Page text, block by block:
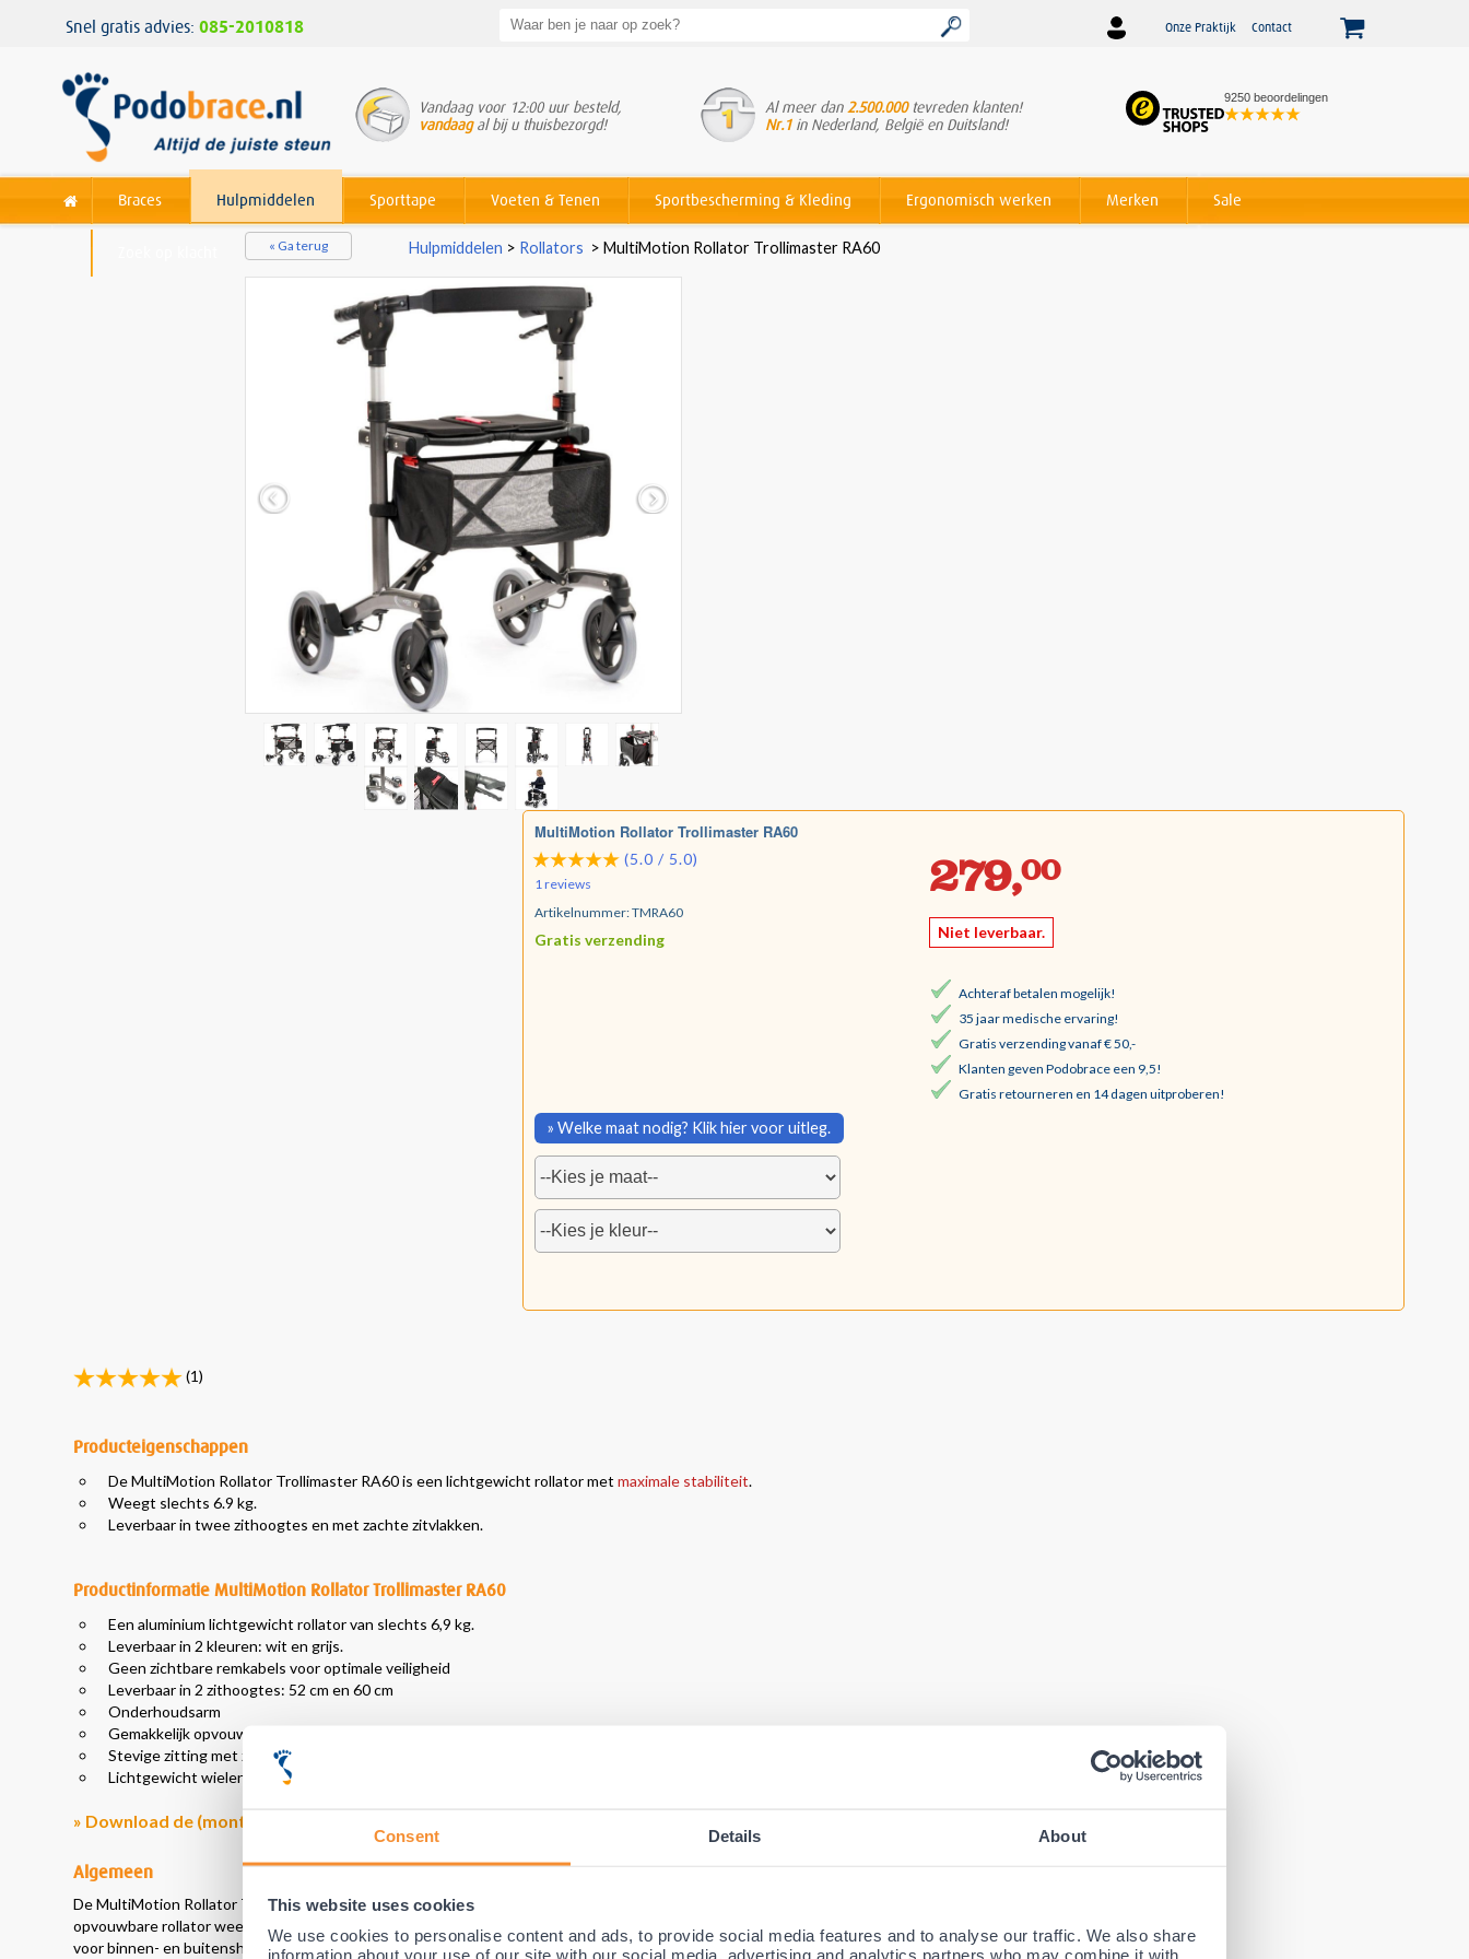
Consent Details About
This website uses cookies
We use cookies to personalise content and ads, to provide social media features and to analyse our traffic. We also share
information about your use of our site with our social media, advertising and analytics partners who may combine it with
Snel gratis advies: 085-2010818 Onze Praktijk Contact
9250 beoordelingen
Vandaag voor 12:00 uur besteld,
vandaagal bij u thuisbezorgd!
Al meer dan 2.500.000tevreden klanten!
Nr.1in Nederland, België en Duitsland!
WinnaarBeslist Webshop
Award voor beste service!
Braces Hulpmiddelen Sporttape Voeten & Tenen Sportbescherming & Kleding Ergonomisch werken Merken Sale
« Ga terug Hulpmiddelen > Rollators > MultiMotion Rollator Trollimaster RA60
279,00
Niet leverbaar.
Achteraf betalen mogelijk!
35 jaar medische ervaring!
Gratis verzending vanaf € 50,-
Klanten geven Podobrace een 9,5!
Gratis retourneren en 14 dagen uitproberen!
MultiMotion Rollator Trollimaster RA60
(5.0 / 5.0)
1 reviews
Artikelnummer:TMRA60
Gratis verzending
» Welke maat nodig? Klik hier voor uitleg.
(1)
Producteigenschappen
De MultiMotion Rollator Trollimaster RA60 is een lichtgewicht rollator met maximale stabiliteit.
Weegt slechts 6.9 kg.
Leverbaar in twee zithoogtes en met zachte zitvlakken.
Productinformatie MultiMotion Rollator Trollimaster RA60
Een aluminium lichtgewicht rollator van slechts 6,9 kg.
Leverbaar in 2 kleuren: wit en grijs.
Geen zichtbare remkabels voor optimale veiligheid
Leverbaar in 2 zithoogtes: 52 cm en 60 cm
Onderhoudsarm
Gemakkelijk opvouwbare open tas aan voorzijde
Stevige zitting met zachte zitvlakken
Lichtgewicht wielen met lekvrije Polyurethaan banden
» Download de (montage)handleiding
Algemeen
De MultiMotion Rollator Trollimaster RA60 is een lichtgewicht aluminium rollator die speciaal is ontworpen om zijn uitstekende stabiliteit. Deze
opvouwbare rollator weegt slechts 6.9 kg en is uiterst stabiel. De MultiMotion Rollator Trollimaster RA60 is een ideaal hulpmiddel en is geschikt
voor binnen- en buitenshuis. Door zijn grote PU rubberen banden bent u ook verzekerd van optimale demping. Deze MultiMotion Rollator heeft